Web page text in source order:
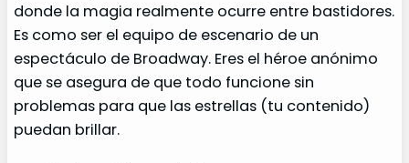
donde la magia realmente ocurre entre bastidores.
Es como ser el equipo de escenario de un
espectáculo de Broadway. Eres el héroe anónimo
que se asegura de que todo funcione sin
problemas para que las estrellas (tu contenido)
puedan brillar.